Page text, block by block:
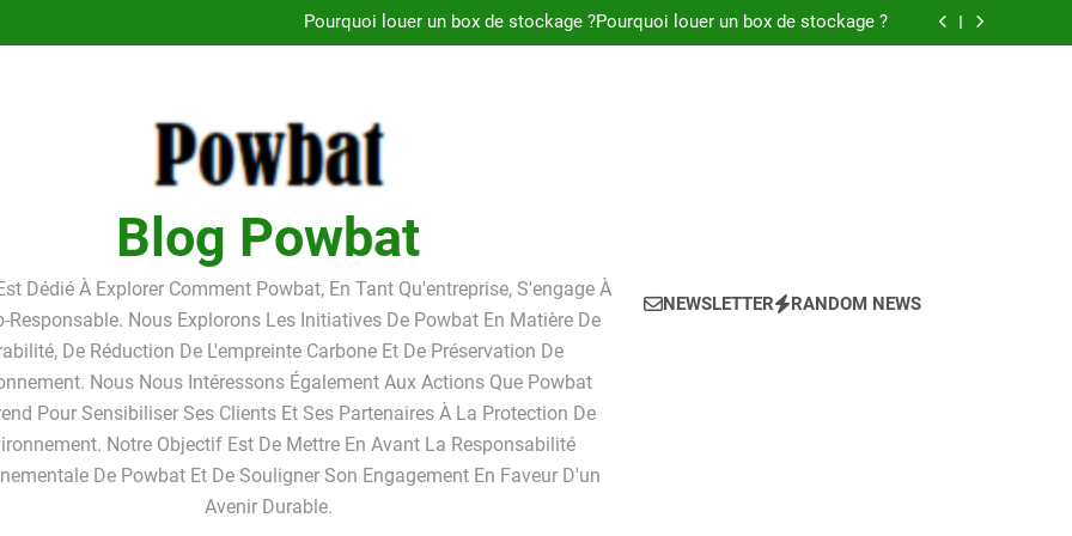
Guide pratique pour l’achat d’un LMNP d’occasion
Les critères de la bonne foi du débiteur dans le cadre de la procédure de
Blog Powbat
Dédié À Explorer Comment Powbat, En Tant Qu'entreprise, S'engage À
Responsable. Nous Explorons Les Initiatives De Powbat En Matière De
De Réduction De L'empreinte Carbone Et De Préservation De
Nous Nous Intéressons Également Aux Actions Que Powbat
Pour Sensibiliser Ses Clients Et Ses Partenaires À La Protection De
Notre Objectif Est De Mettre En Avant La Responsabilité
De Powbat Et De Souligner Son Engagement En Faveur D'un
Avenir Durable.
NEWSLETTER RANDOM NEWS